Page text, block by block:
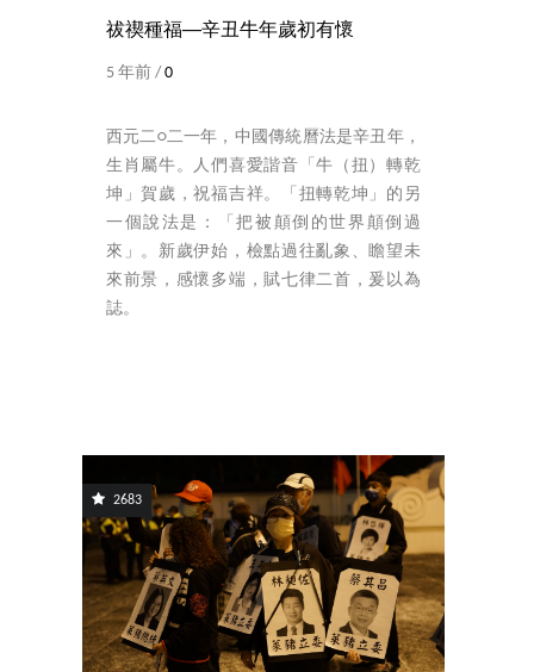
祓禊種福──辛丑牛年歲初有懷
5 年前 /0
西元二○二一年，中國傳統曆法是辛丑年，
生肖屬牛。人們喜愛諧音「牛（扭）轉乾
坤」賀歲，祝福吉祥。「扭轉乾坤」的另
一個說法是：「把被顛倒的世界顛倒過
來」。新歲伊始，檢點過往亂象、瞻望未
來前景，感懷多端，賦七律二首，爰以為
誌。
2683